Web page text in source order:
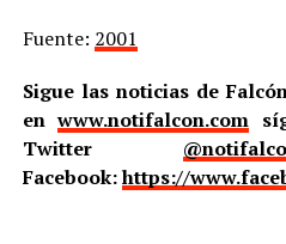
Fuente: 2001
Sigue las noticias de
enwww.notifalcon.com
Twitter
Facebook:https://